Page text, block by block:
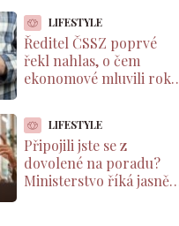
sebe
LIFESTYLE
Ředitel ČSSZ poprvé
řekl nahlas, o čem
ekonomové mluvili roky.
o 1800 Kč měsíčně
LIFESTYLE
Připojili jste se z
dovolené na poradu?
Ministerstvo říká jasně: